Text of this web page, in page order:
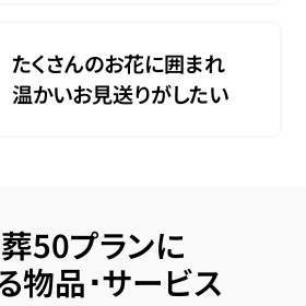
たくさんのお花に囲まれ
温かいお見送りがしたい
50プランに
物品･サービス